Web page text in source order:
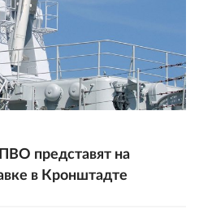
представят на
в Кронштадте